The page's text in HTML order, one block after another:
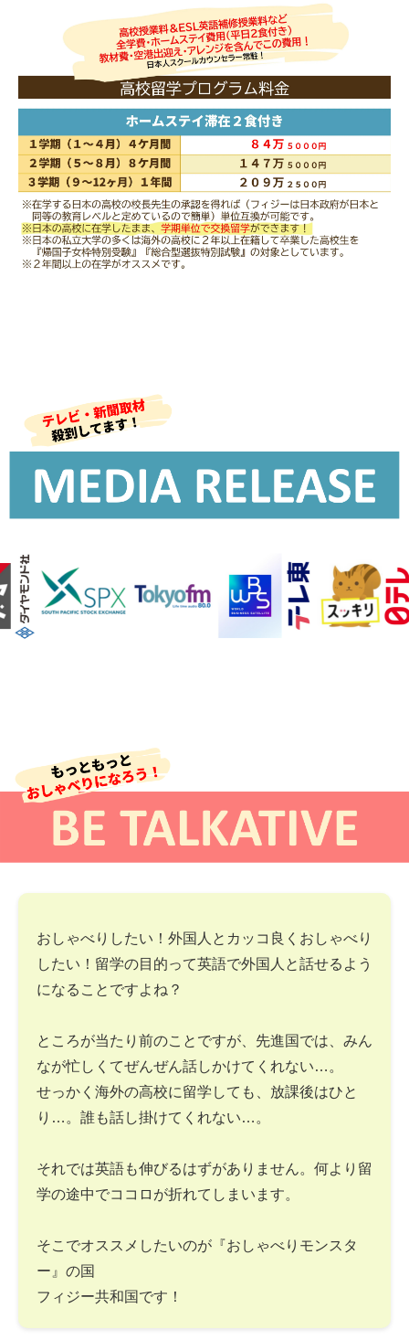
おしゃべりしたい！外国人とカッコ良くおしゃべり
したい！留学の目的って英語で外国人と話せるよう
になることですよね？
ところが当たり前のことですが、先進国では、みん
なが忙しくてぜんぜん話しかけてくれない…。
せっかく海外の高校に留学しても、放課後はひと
り…。誰も話し掛けてくれない…。
それでは英語も伸びるはずがありません。何より留
学の途中でココロが折れてしまいます。
そこでオススメしたいのが『おしゃべりモンスタ
ー』の国
フィジー共和国です！